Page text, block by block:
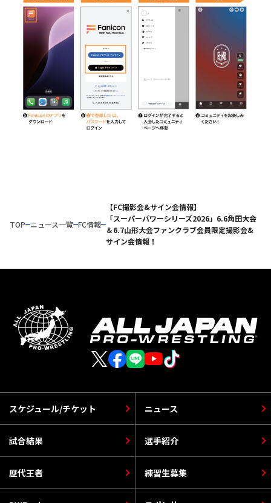
TOP ニュース一覧 FC情報
【FC撮影会&サイン会情報】
「スーパーパワーシリーズ2026」6.6角田大会
＆6.7山形大会ファンクラブ会員限定撮影会&
サイン会情報！
スケジュール/チケット
選手紹介
ニュース
歴代王者
試合結果
練習生募集